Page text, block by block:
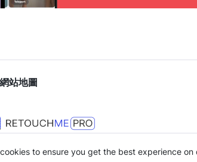
網站地圖
to ensure you get the best experience on